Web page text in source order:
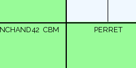
42 CBM PERRET